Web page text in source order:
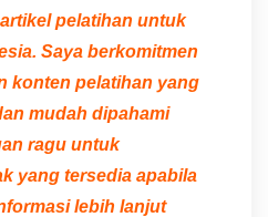
pelatihan untuk
Saya berkomitmen
konten pelatihan yang
mudah dipahami
ragu untuk
yang tersedia apabila
lebih lanjut